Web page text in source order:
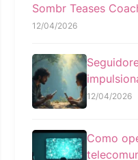
Sombr Teases
12/04/2026
12/04/2026
Como